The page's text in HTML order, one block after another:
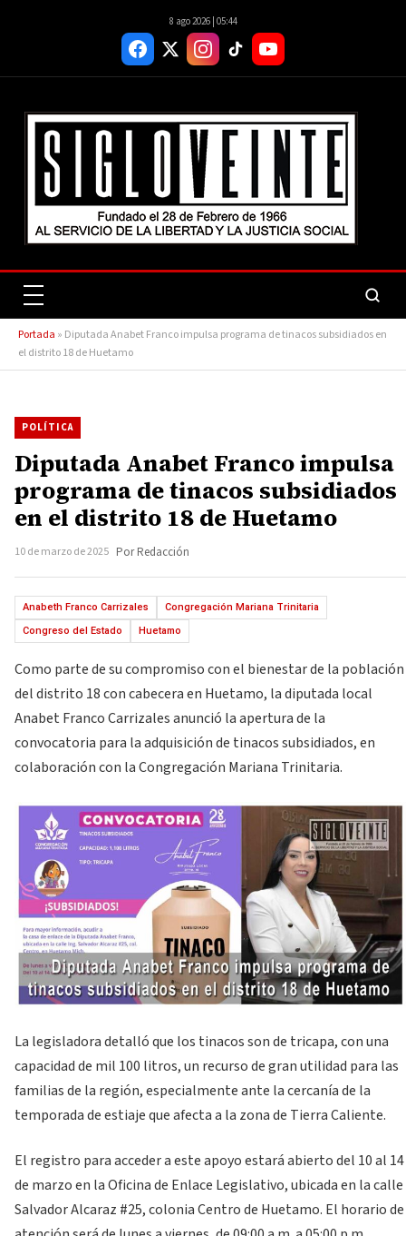
8 ago 2026 | 05:44
Portada » Diputada Anabet Franco impulsa programa de tinacos subsidiados en
el distrito 18 de Huetamo
POLÍTICA
Diputada Anabet Franco impulsa
programa de tinacos subsidiados
en el distrito 18 de Huetamo
10 de marzo de 2025 Por Redacción
Anabeth Franco Carrizales
Congregación Mariana Trinitaria
Congreso del Estado
Huetamo
Como parte de su compromiso con el bienestar de la población
del distrito 18 con cabecera en Huetamo, la diputada local
Anabet Franco Carrizales anunció la apertura de la
convocatoria para la adquisición de tinacos subsidiados, en
colaboración con la Congregación Mariana Trinitaria.
La legisladora detalló que los tinacos son de tricapa, con una
capacidad de mil 100 litros, un recurso de gran utilidad para las
familias de la región, especialmente ante la cercanía de la
temporada de estiaje que afecta a la zona de Tierra Caliente.
El registro para acceder a este apoyo estará abierto del 10 al 14
de marzo en la Oficina de Enlace Legislativo, ubicada en la calle
Salvador Alcaraz #25, colonia Centro de Huetamo. El horario de